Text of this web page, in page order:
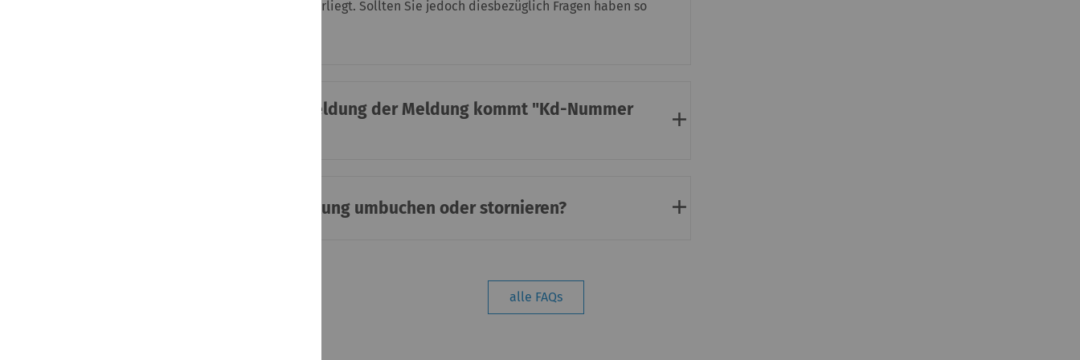
Anmeldung somit, ob ein gültiges Vertragsverhältnis vorliegt. Sollten Sie jedoch diesbezüglich Fragen haben so
Was kann ich machen, wenn bei der Anmeldung der Meldung kommt "Kd-Nummer
Wie kann ich eine von mir gebuchte Schulung umbuchen oder stornieren?
alle FAQs